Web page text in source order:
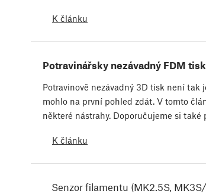
K článku
Potravinářsky nezávadný FDM tisk
Potravinově nezávadný 3D tisk není tak
mohlo na první pohled zdát. V tomto
některé nástrahy. Doporučujeme si
K článku
Senzor filamentu (MK2.5S,